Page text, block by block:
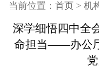
当前位置： 首页 > 机
深学细悟四中全
命担当——办公